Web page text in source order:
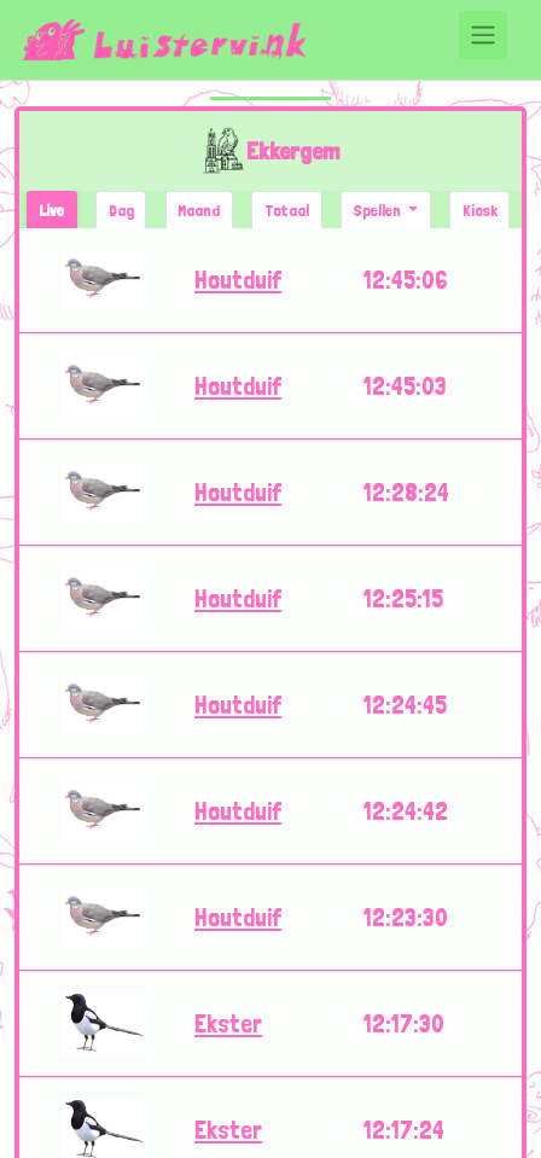
Ekkergem
Live Dag Maand Totaal Spellen Kiosk
Houtduif 12:45:06
Houtduif 12:45:03
Houtduif 12:28:24
Houtduif 12:25:15
Houtduif 12:24:45
Houtduif 12:24:42
Houtduif 12:23:30
Ekster 12:17:30
Ekster 12:17:24